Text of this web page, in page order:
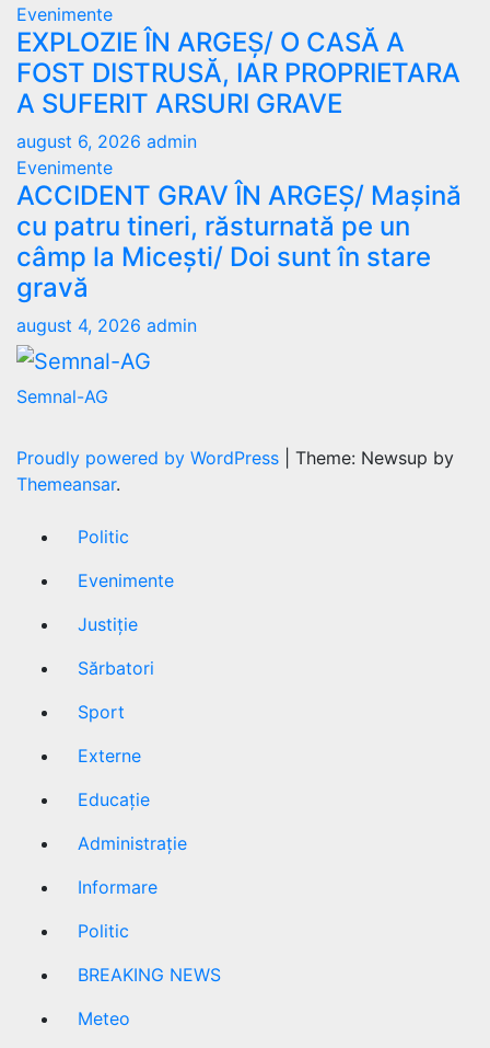
Evenimente
EXPLOZIE ÎN ARGEȘ/ O CASĂ A
FOST DISTRUSĂ, IAR PROPRIETARA
A SUFERIT ARSURI GRAVE
august 6, 2026 admin
Evenimente
ACCIDENT GRAV ÎN ARGEȘ/ Mașină
cu patru tineri, răsturnată pe un
câmp la Micești/ Doi sunt în stare
gravă
august 4, 2026 admin
Semnal-AG
Proudly powered by WordPress
Theme: Newsup by
Themeansar.
Politic
Evenimente
Justiție
Sărbatori
Sport
Externe
Educație
Administrație
Informare
Politic
BREAKING NEWS
Meteo